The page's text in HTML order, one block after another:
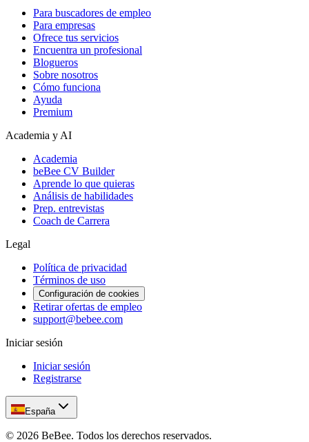
Para buscadores de empleo
Para empresas
Ofrece tus servicios
Encuentra un profesional
Blogueros
Sobre nosotros
Cómo funciona
Ayuda
Premium
Academia y AI
Academia
beBee CV Builder
Aprende lo que quieras
Análisis de habilidades
Prep. entrevistas
Coach de Carrera
Legal
Política de privacidad
Términos de uso
Configuración de cookies
Retirar ofertas de empleo
support@bebee.com
Iniciar sesión
Iniciar sesión
Registrarse
España
© 2026 BeBee. Todos los derechos reservados.